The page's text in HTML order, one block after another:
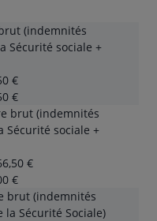
(indemnités
Sécurité sociale +
€
€
brut (indemnités
Sécurité sociale +
€
€
brut (indemnités
Sécurité Sociale)